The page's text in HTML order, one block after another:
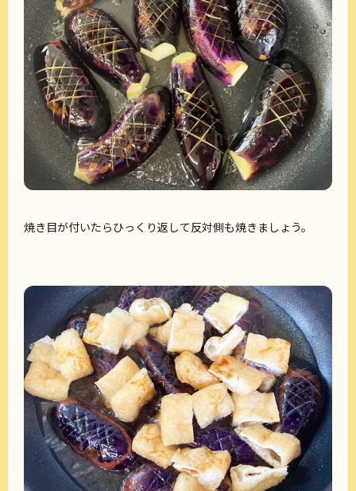
焼き目が付いたらひっくり返して反対側も焼きましょう。